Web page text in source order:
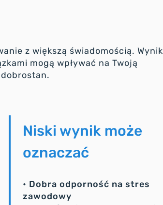
z większą świadomością. Wynik
mogą wpływać na Twoją
Niski wynik może
oznaczać
• Dobra odporność na stres
zawodowy